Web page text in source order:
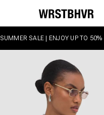
SUMMER SALE | ENJOY UP TO